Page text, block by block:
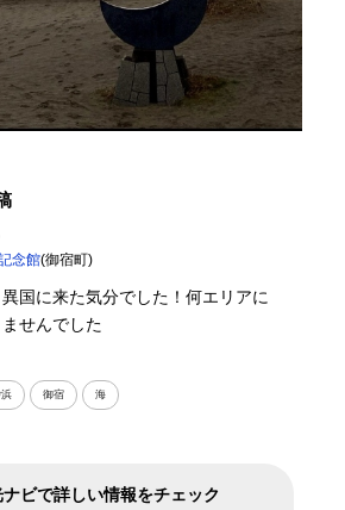
念館(御宿町)
国に来た気分でした！何エリアに
せんでした
御宿 海
ビで詳しい情報をチェック